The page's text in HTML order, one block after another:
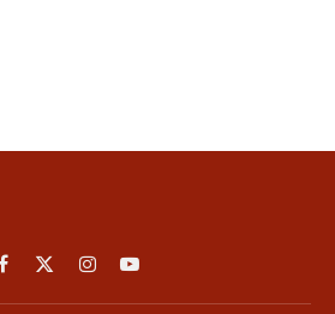
Facebook
X
(Twitter)
InstagramYouTube